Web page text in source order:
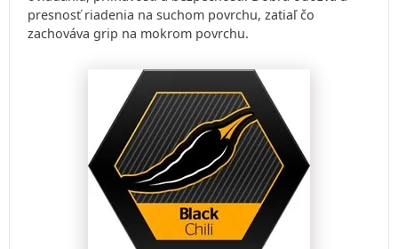
presnosť riadenia na suchom povrchu, zatiaľ čo
zachováva grip na mokrom povrchu.